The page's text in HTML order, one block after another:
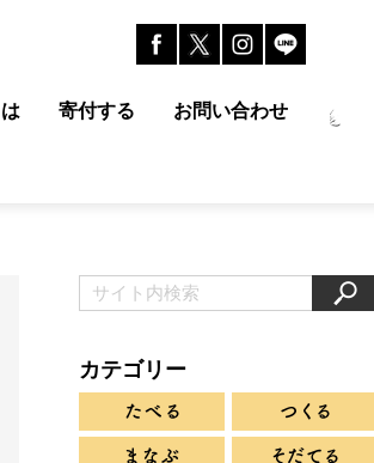
寄付する お問い合わせ
カテゴリー